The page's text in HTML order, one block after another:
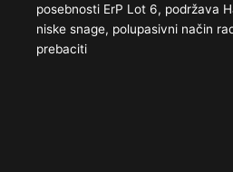
posebnosti ErP Lot 6, podržava
niske snage, polupasivni način
prebaciti